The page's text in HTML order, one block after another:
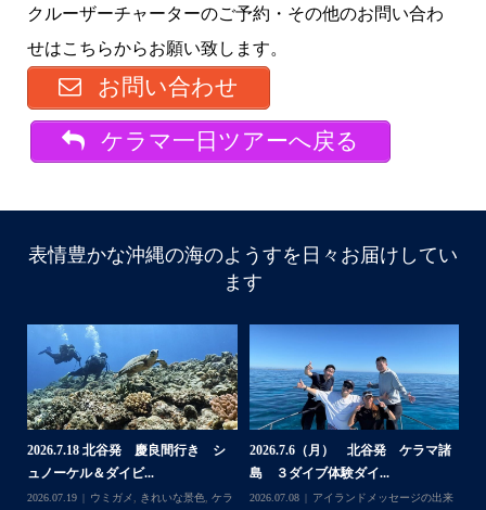
クルーザーチャーターのご予約・その他のお問い合わ
せはこちらからお願い致します。
お問い合わせ
ケラマ一日ツアーへ戻る
表情豊かな沖縄の海のようすを日々お届けしてい
ます
2026.6.22（月） 北谷発 ケラマ諸
島 体験ダイビング...
2026.06.30
アイランドメッセージの出来
2026.6.18 北谷発 慶良間行き 体
験ダイビングブログ
2026.06.18 きれいな景色 ,ケラマ諸島,ケ